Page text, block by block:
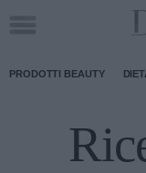
PRODOTTI BEAUTY